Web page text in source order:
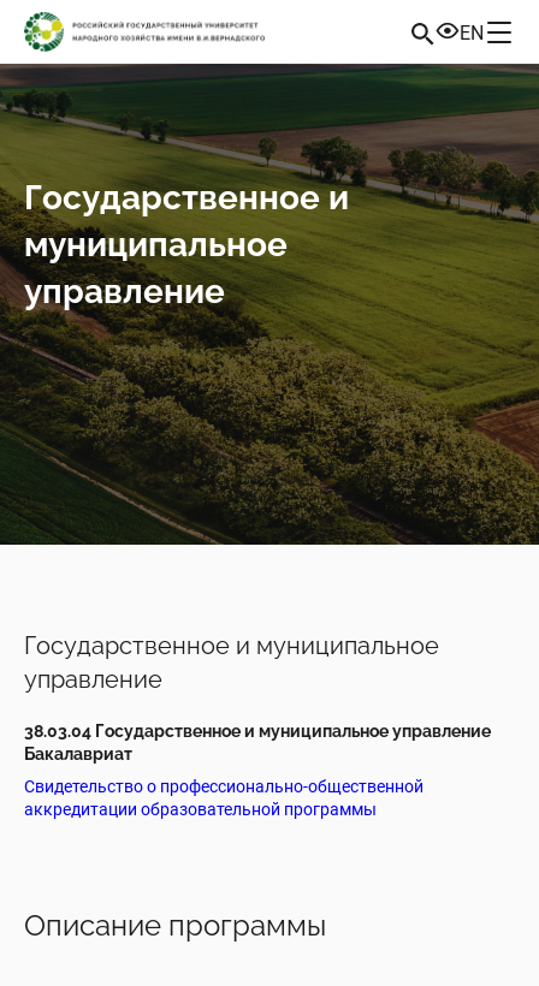
EN
Государственное и
муниципальное
управление
Государственное и муниципальное
управление
38.03.04 Государственное и муниципальное управление
Бакалавриат
Свидетельство о профессионально-общественной
аккредитации образовательной программы
Описание программы